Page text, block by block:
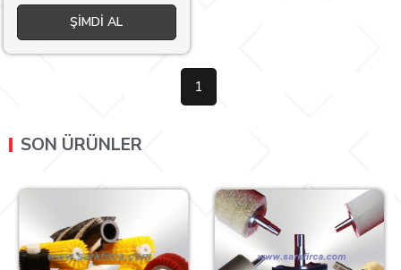
ŞIMDI AL
1
SON ÜRÜNLER